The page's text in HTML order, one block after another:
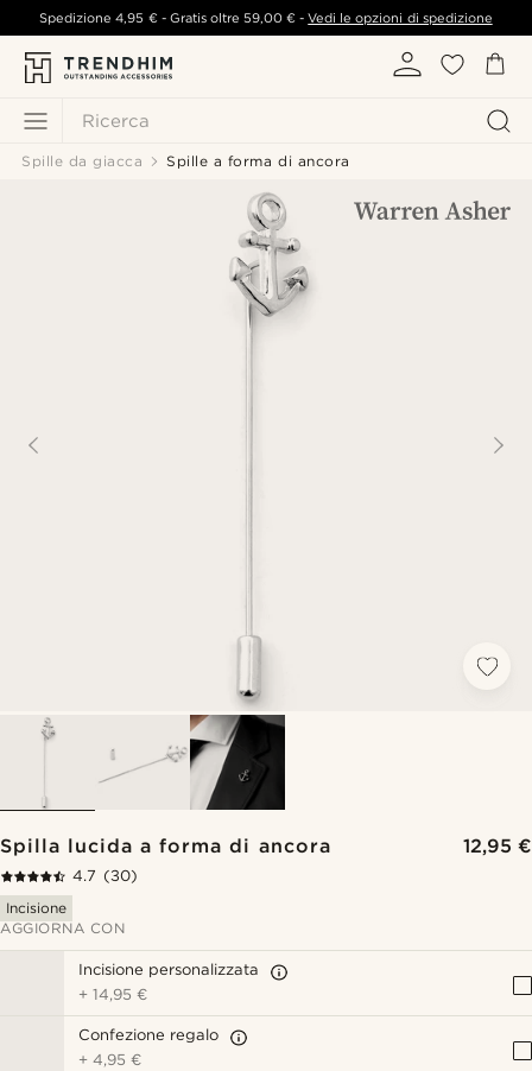
Ricerca
Spedizione4,95 €- Gratis oltre 59,00 € -Vedi le opzioni di spedizione
Spille da giacca Spille a forma di ancora
Spilla lucida a forma di ancora 12,95 €
4.7 (30)
Incisione
AGGIORNA CON
Incisione personalizzata
+14,95 €
Confezione regalo
+4,95 €